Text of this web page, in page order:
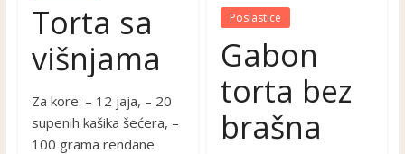
Torta sa
višnjama
Za kore: – 12 jaja, – 20
supenih kašika šećera, –
100 grama rendane
Poslastice
Gabon
torta bez
brašna